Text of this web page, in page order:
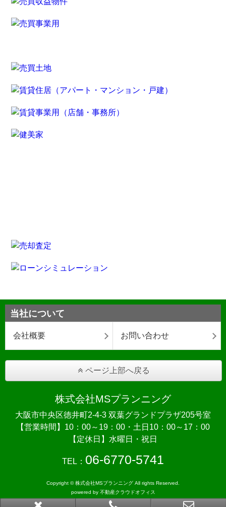
当社について
会社概要 お問い合わせ
ページ上部へ戻る
株式会社MSプランニング
大阪市中央区徳井町2-4-3 双葉グランドプラザ205号室
【営業時間】10：00～19：00・土日10：00～17：00
【定休日】水曜日・祝日
TEL： 06-6770-5741
Copyright © 株式会社MSプランニング All rights Reserved.
powered by 不動産クラウドオフィス